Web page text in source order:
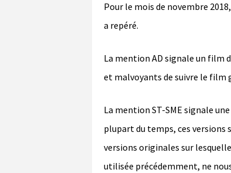
Pour le mois de novembre
a repéré.
La mention AD signale un film
et malvoyants de suivre le film
La mention ST-SME signale
plupart du temps, ces versions
versions originales sur
utilisée précédemment, ne